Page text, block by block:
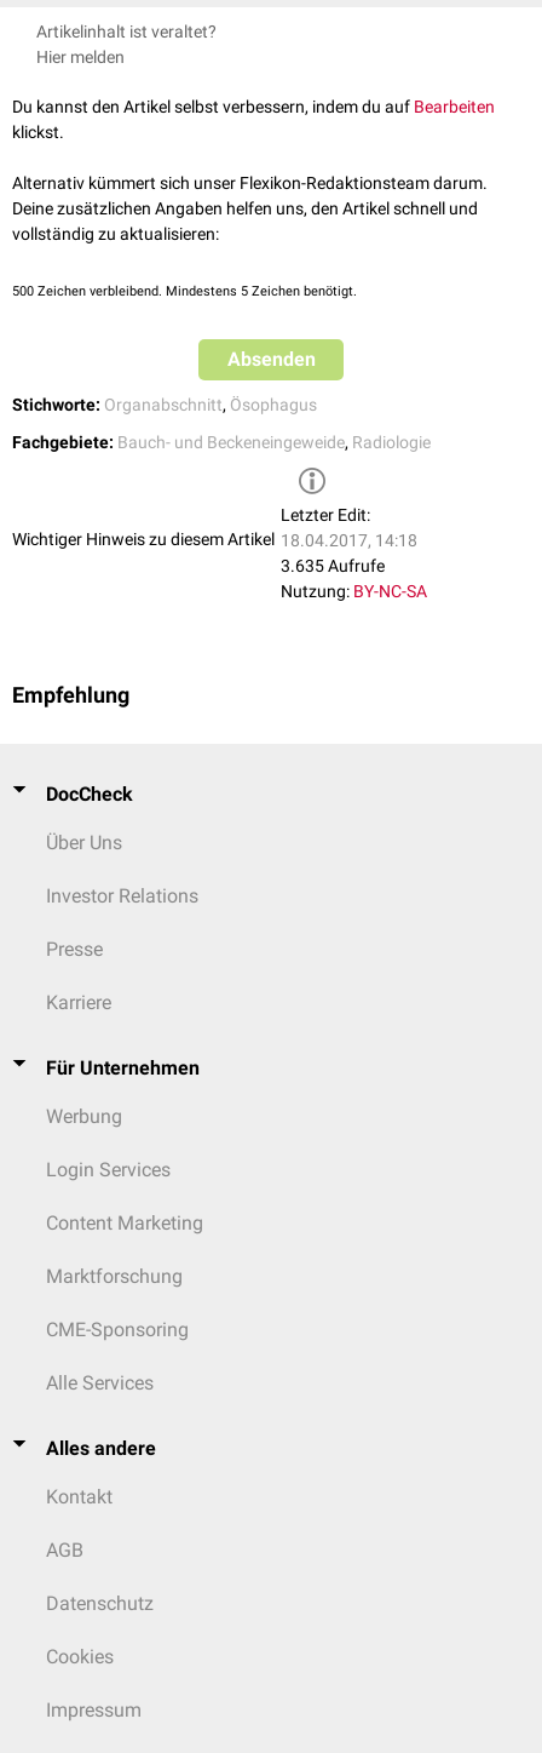
Das Vestibulum cardiacum entspricht dem "unteren
Ösophagussphinkter" und ist in Ruhe geschlossen. Röntgenologisch
in der Schluckphase beobachten, wenn sich der
untere
Ösophagussphinkter
öffnet. Andere Bezeichnungen für diesen Bereich
Artikelinhalt ist veraltet?
Hier melden
Du kannst den Artikel selbst verbessern, indem du auf Bearbeiten
klickst.
Alternativ kümmert sich unser Flexikon-Redaktionsteam darum.
Deine zusätzlichen Angaben helfen uns, den Artikel schnell und
vollständig zu aktualisieren:
500 Zeichen verbleibend. Mindestens 5 Zeichen benötigt.
Absenden
Stichworte: Organabschnitt, Ösophagus
Fachgebiete: Bauch- und Beckeneingeweide, Radiologie
Wichtiger Hinweis zu diesem Artikel
Letzter Edit:
18.04.2017, 14:18
3.635 Aufrufe
Nutzung: BY-NC-SA
Empfehlung
DocCheck
Über Uns
Investor Relations
Presse
Karriere
Für Unternehmen
Werbung
Login Services
Content Marketing
Marktforschung
CME-Sponsoring
Alle Services
Alles andere
Kontakt
AGB
Datenschutz
Cookies
Impressum